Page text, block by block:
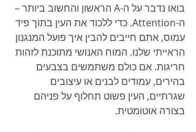
בואו נדבר על ה-A הראשון והחשוב ביותר –
ה-Attention. כדי ללכוד את העין בתוך פיד
עמוס, אתם חייבים להבין איך פועל המנגנון
הראייתי שלנו. המוח האנושי מתוכנת לזהות
חריגות. אם כולם משתמשים בצבעים
בהירים, עמודים לבנים או עיצובים
שגרתיים, העין פשוט תחלוף על פניהם
בצורה אוטומטית.